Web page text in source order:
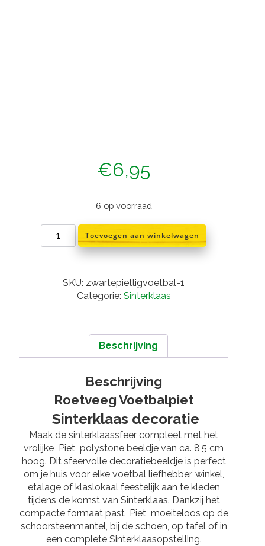
€6,95
6 op voorraad
Roetveeg
voetbalpiet
aantal
Toevoegen aan winkelwagen
SKU: zwartepietligvoetbal-1
Categorie: Sinterklaas
Beschrijving
Beschrijving
Roetveeg Voetbalpiet
Sinterklaas decoratie
Maak de sinterklaassfeer compleet met het
vrolijke Piet polystone beeldje van ca. 8,5 cm
hoog. Dit sfeervolle decoratiebeeldje is perfect
om je huis voor elke voetbal liefhebber, winkel,
etalage of klaslokaal feestelijk aan te kleden
tijdens de komst van Sinterklaas. Dankzij het
compacte formaat past Piet moeiteloos op de
schoorsteenmantel, bij de schoen, op tafel of in
een complete Sinterklaasopstelling.